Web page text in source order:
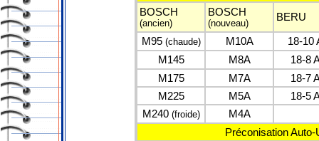
BOSCH
(ancien)
BOSCH
(nouveau)
BERU
M95 (chaude) M10A
18-10
M145
M8A
18-8
M175
M7A
18-7
M225
M5A
18-5
M240(froide)
M4A
Préconisation